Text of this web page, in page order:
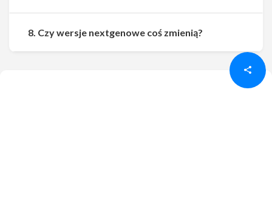
Udostępnij Udostępnij
8. Czy wersje nextgenowe coś zmienią?